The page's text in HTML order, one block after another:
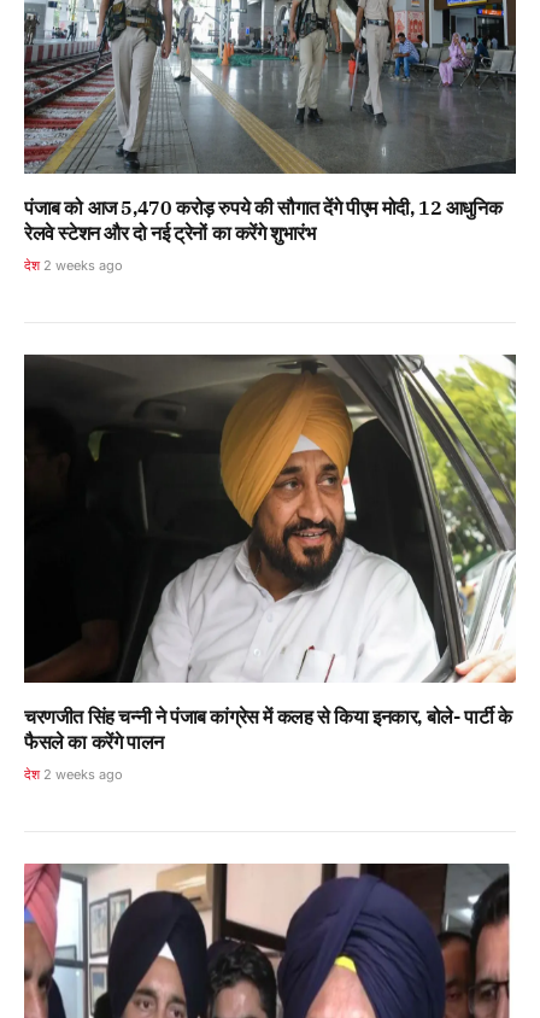
पंजाब को आज 5,470 करोड़ रुपये की सौगात देंगे पीएम मोदी, 12 आधुनिक
रेलवे स्टेशन और दो नई ट्रेनों का करेंगे शुभारंभ
देश 2 weeks ago
चरणजीत सिंह चन्नी ने पंजाब कांग्रेस में कलह से किया इनकार, बोले- पार्टी के
फैसले का करेंगे पालन
देश 2 weeks ago